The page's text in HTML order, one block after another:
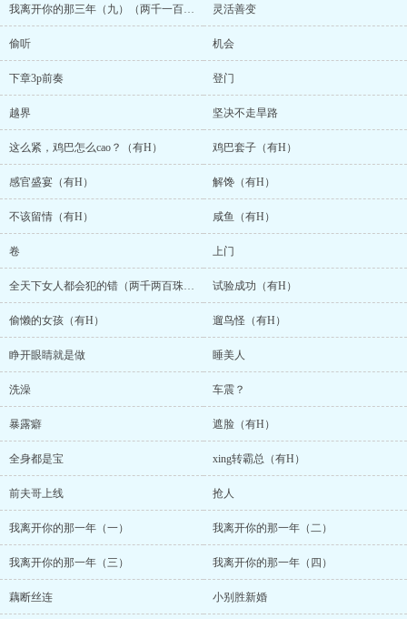
我离开你的那三年（九）（两千一百珠加更） 灵活善变
偷听 机会
下章3p前奏 登门
越界 坚决不走旱路
这么紧，鸡巴怎么cao？（有H） 鸡巴套子（有H）
感官盛宴（有H） 解馋（有H）
不该留情（有H） 咸鱼（有H）
卷 上门
全天下女人都会犯的错（两千两百珠加更） 试验成功（有H）
偷懒的女孩（有H） 遛鸟怪（有H）
睁开眼睛就是做 睡美人
洗澡 车震？
暴露癖 遮脸（有H）
全身都是宝 xing转霸总（有H）
前夫哥上线 抢人
我离开你的那一年（一） 我离开你的那一年（二）
我离开你的那一年（三） 我离开你的那一年（四）
藕断丝连 小别胜新婚